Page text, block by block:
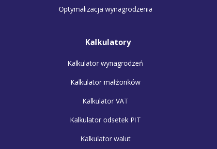
Optymalizacja wynagrodzenia
Kalkulatory
Kalkulator wynagrodzeń
Kalkulator małżonków
Kalkulator VAT
Kalkulator odsetek PIT
Kalkulator walut